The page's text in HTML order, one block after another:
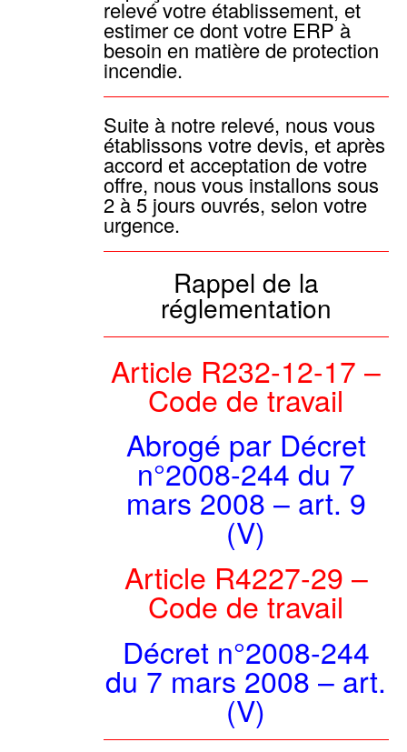
relevé votre établissement, et
estimer ce dont votre ERP à
besoin en matière de protection
incendie.
Suite à notre relevé, nous vous
établissons votre devis, et après
accord et acceptation de votre
offre, nous vous installons sous
2 à 5 jours ouvrés, selon votre
urgence.
Rappel de la
réglementation
Article R232-12-17 –
Code de travail
Abrogé par Décret
n°2008-244 du 7
mars 2008 – art. 9
(V)
Article R4227-29 –
Code de travail
Décret n°2008-244
du 7 mars 2008 – art.
(V)